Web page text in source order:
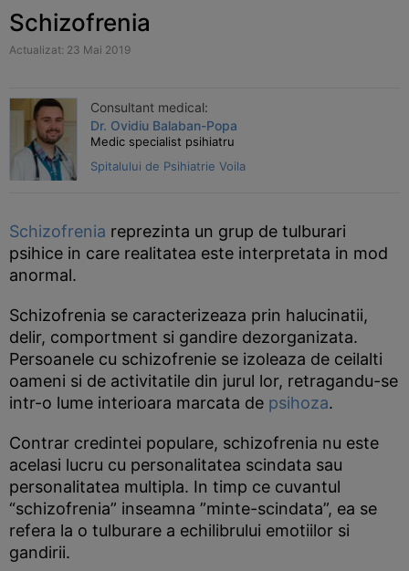
Schizofrenia
Actualizat: 23 Mai 2019
Consultant medical:
Dr. Ovidiu Balaban-Popa
Medic specialist psihiatru
Spitalului de Psihiatrie Voila
Schizofrenia reprezinta un grup de tulburari
psihice in care realitatea este interpretata in mod
anormal.
Schizofrenia se caracterizeaza prin halucinatii,
delir, comportment si gandire dezorganizata.
Persoanele cu schizofrenie se izoleaza de ceilalti
oameni si de activitatile din jurul lor, retragandu-se
intr-o lume interioara marcata de psihoza.
Contrar credintei populare, schizofrenia nu este
acelasi lucru cu personalitatea scindata sau
personalitatea multipla. In timp ce cuvantul
“schizofrenia” inseamna ”minte-scindata”, ea se
refera la o tulburare a echilibrului emotiilor si
gandirii.